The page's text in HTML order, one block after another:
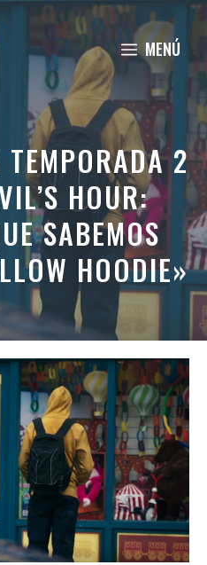
MENÚ
2
HOUR:
SABEMOS
HOODIE»